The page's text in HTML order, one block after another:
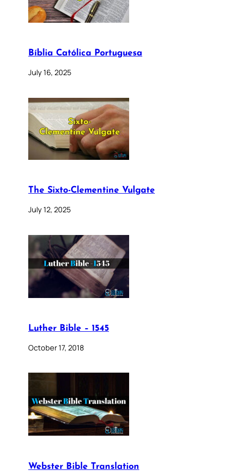
Bíblia Católica Portuguesa
July 16, 2025
The Sixto-Clementine Vulgate
July 12, 2025
Luther Bible – 1545
October 17, 2018
Webster Bible Translation